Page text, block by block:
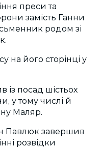
преси та
замість Ганни
родом зі
на його сторінці у
із посад шістьох
у тому числі й
Маляр.
Павлюк завершив
розвідки